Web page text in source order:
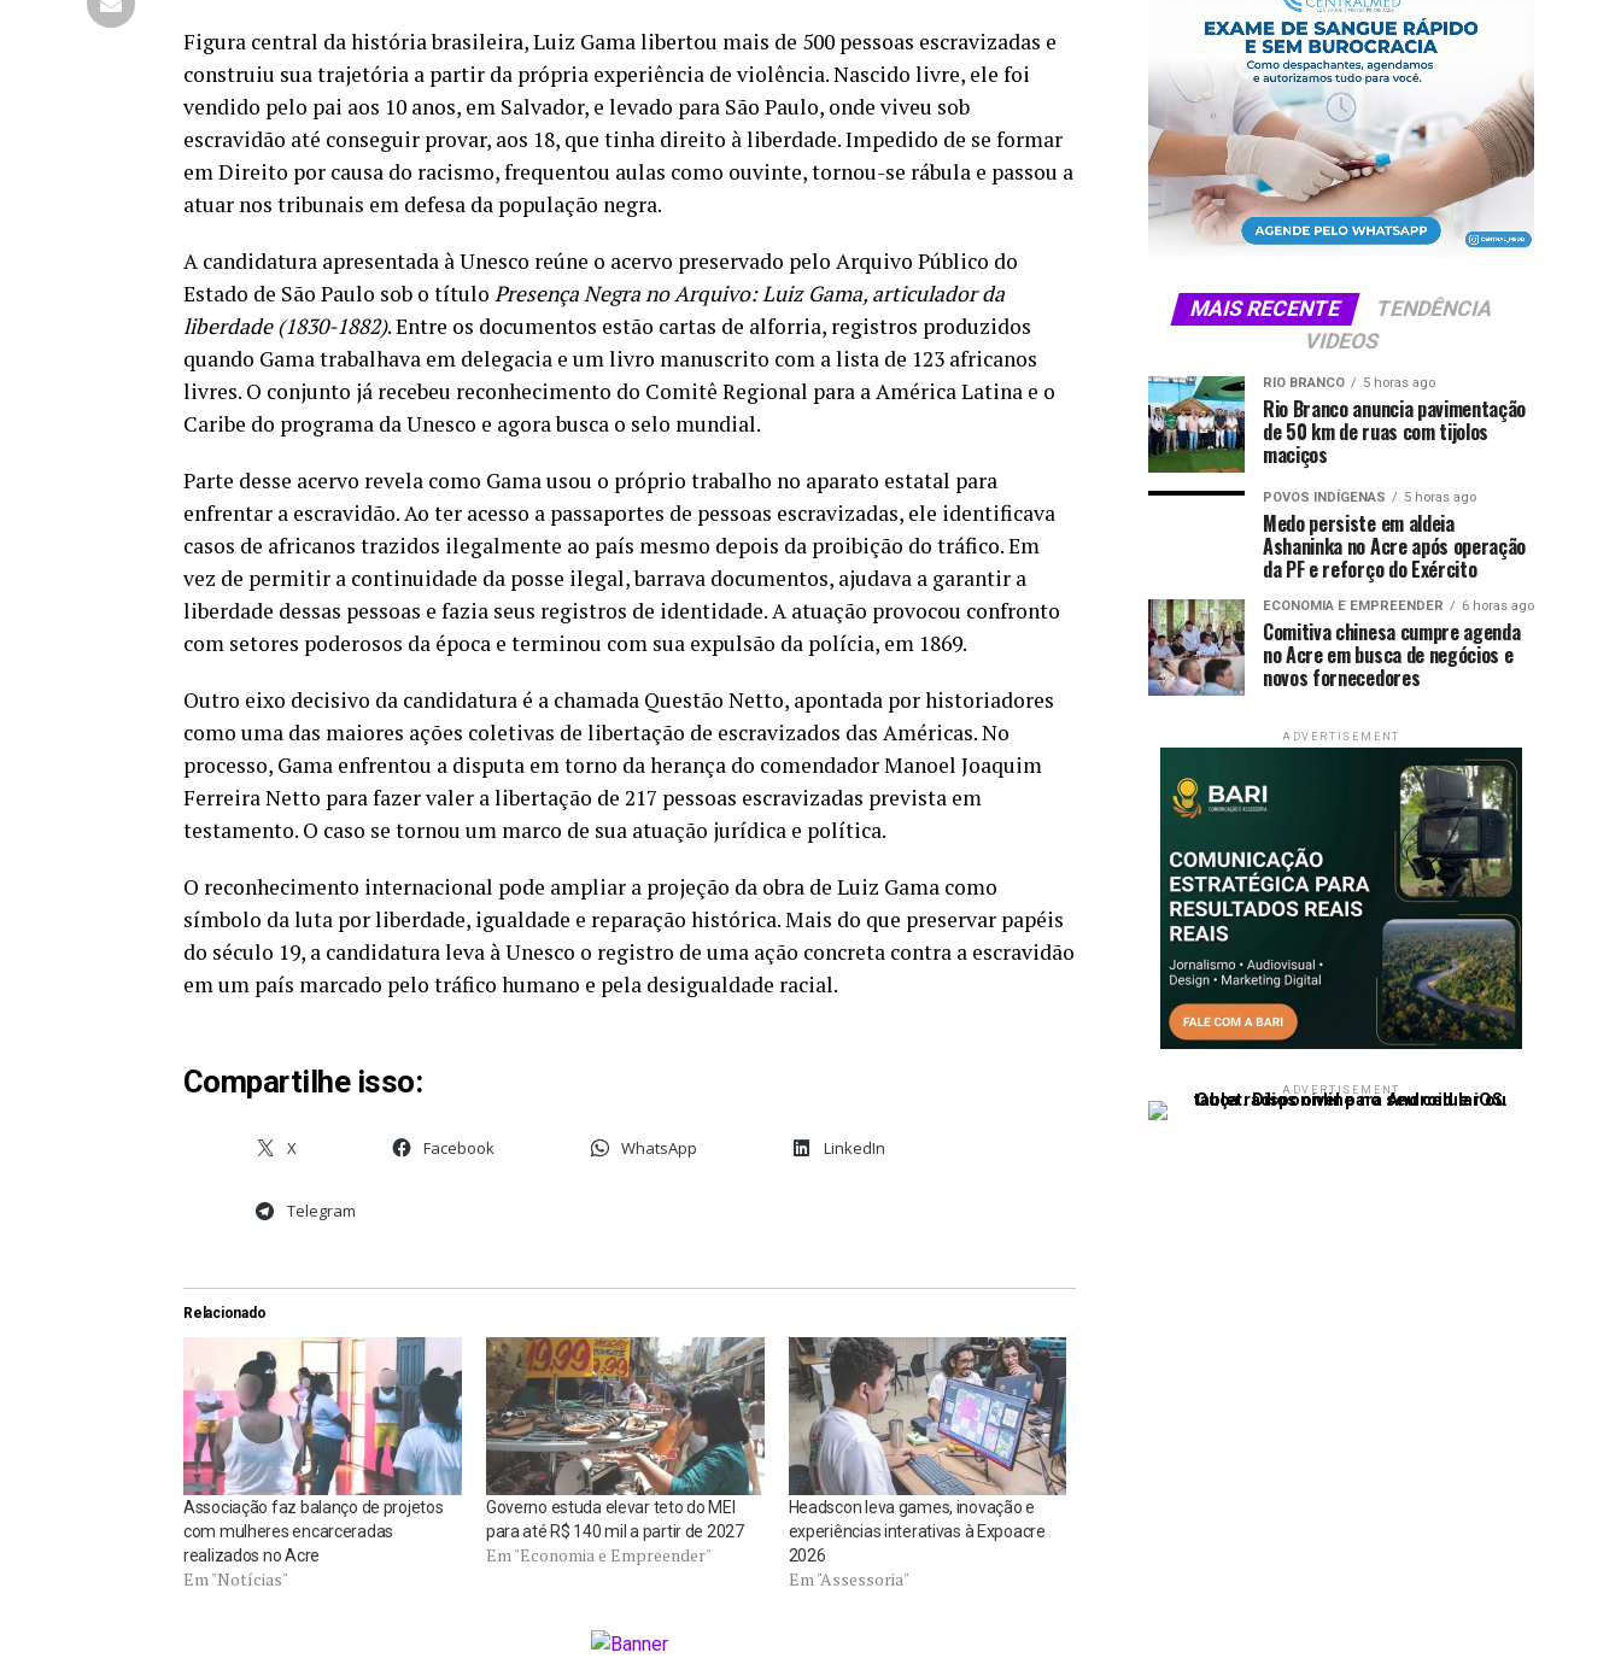
Figura central da história brasileira, Luiz Gama libertou mais de 500 pessoas escravizadas e
construiu sua trajetória a partir da própria experiência de violência. Nascido livre, ele foi
vendido pelo pai aos 10 anos, em Salvador, e levado para São Paulo, onde viveu sob
escravidão até conseguir provar, aos 18, que tinha direito à liberdade. Impedido de se formar
em Direito por causa do racismo, frequentou aulas como ouvinte, tornou-se rábula e passou a
atuar nos tribunais em defesa da população negra.
A candidatura apresentada à Unesco reúne o acervo preservado pelo Arquivo Público do
Estado de São Paulo sob o título Presença Negra no Arquivo: Luiz Gama, articulador da
liberdade (1830-1882). Entre os documentos estão cartas de alforria, registros produzidos
quando Gama trabalhava em delegacia e um livro manuscrito com a lista de 123 africanos
livres. O conjunto já recebeu reconhecimento do Comitê Regional para a América Latina e o
Caribe do programa da Unesco e agora busca o selo mundial.
Parte desse acervo revela como Gama usou o próprio trabalho no aparato estatal para
enfrentar a escravidão. Ao ter acesso a passaportes de pessoas escravizadas, ele identificava
casos de africanos trazidos ilegalmente ao país mesmo depois da proibição do tráfico. Em
vez de permitir a continuidade da posse ilegal, barrava documentos, ajudava a garantir a
liberdade dessas pessoas e fazia seus registros de identidade. A atuação provocou confronto
com setores poderosos da época e terminou com sua expulsão da polícia, em 1869.
Outro eixo decisivo da candidatura é a chamada Questão Netto, apontada por historiadores
como uma das maiores ações coletivas de libertação de escravizados das Américas. No
processo, Gama enfrentou a disputa em torno da herança do comendador Manoel Joaquim
Ferreira Netto para fazer valer a libertação de 217 pessoas escravizadas prevista em
testamento. O caso se tornou um marco de sua atuação jurídica e política.
O reconhecimento internacional pode ampliar a projeção da obra de Luiz Gama como
símbolo da luta por liberdade, igualdade e reparação histórica. Mais do que preservar papéis
do século 19, a candidatura leva à Unesco o registro de uma ação concreta contra a escravidão
em um país marcado pelo tráfico humano e pela desigualdade racial.
Compartilhe isso:
X Facebook WhatsApp LinkedIn
Telegram
Relacionado
Associação faz balanço de projetos
com mulheres encarceradas
realizados no Acre
Em "Notícias"
Governo estuda elevar teto do MEI
para até R$ 140 mil a partir de 2027
Em "Economia e Empreender"
Headscon leva games, inovação e
experiências interativas à Expoacre
2026
Em "Assessoria"
MAIS RECENTE
TENDÊNCIA
VIDEOS
RIO BRANCO 5 horas ago
Rio Branco anuncia pavimentação
de 50 km de ruas com tijolos
maciços
POVOS INDÍGENAS 5 horas ago
Medo persiste em aldeia
Ashaninka no Acre após operação
da PF e reforço do Exército
ECONOMIA E EMPREENDER 6 horas ago
Comitiva chinesa cumpre agenda
no Acre em busca de negócios e
novos fornecedores
ADVERTISEMENT
ADVERTISEMENT